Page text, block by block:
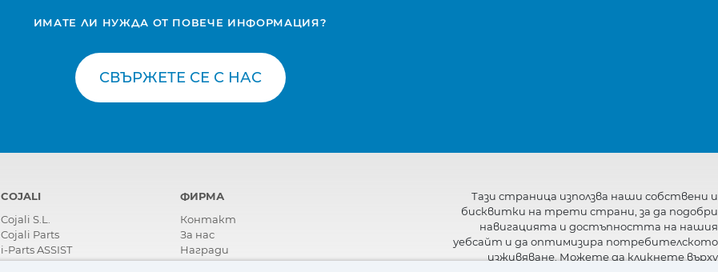
ИМАТЕ ЛИ НУЖДА ОТ ПОВЕЧЕ ИНФОРМАЦИЯ?
СВЪРЖЕТЕ СЕ С НАС
COJALI
Cojali S.L.
Cojali Parts
i-Parts ASSIST
ФИРМА
Контакт
За нас
Награди
Сертификати
Тази страница използва наши собствени и
бисквитки на трети страни, за да подобри
навигацията и достъпността на нашия
уебсайт и да оптимизира потребителското
изживяване. Можете да кликнете върху